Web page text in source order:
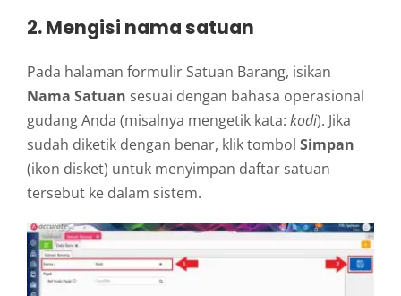
2. Mengisi nama satuan
Pada halaman formulir Satuan Barang, isikan
Nama Satuan sesuai dengan bahasa operasional
gudang Anda (misalnya mengetik kata: kodi). Jika
sudah diketik dengan benar, klik tombol Simpan
(ikon disket) untuk menyimpan daftar satuan
tersebut ke dalam sistem.